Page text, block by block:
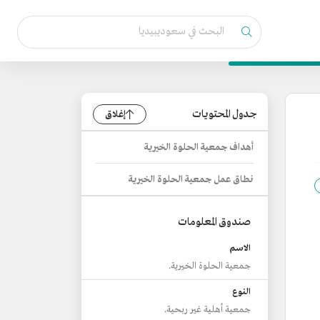
جدول المحتويات إغلاق
أهداف جمعية الحلوة الخيرية
نطاق عمل جمعية الحلوة الخيرية
صندوق المعلومات
الاسم
جمعية الحلوة الخيرية.
النوع
جمعية أهلية غير ربحية.